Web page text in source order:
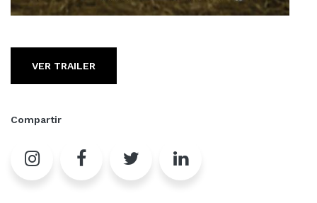
VER TRAILER
Compartir